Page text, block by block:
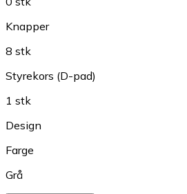
Knapper
8 stk
Styrekors (D-pad)
1 stk
Design
Farge
Grå